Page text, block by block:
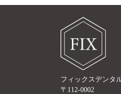
フィックスデンタ
〒112-0002